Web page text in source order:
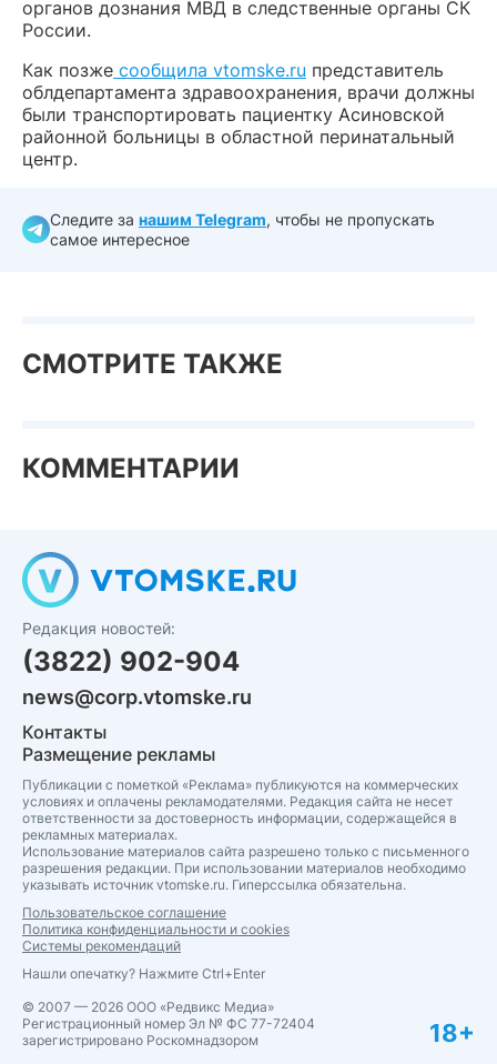
органов дознания МВД в следственные органы СК
России.
Как позже сообщила vtomske.ru представитель
облдепартамента здравоохранения, врачи должны
были транспортировать пациентку Асиновской
районной больницы в областной перинатальный
центр.
Следите за нашим Telegram, чтобы не пропускать
самое интересное
СМОТРИТЕ ТАКЖЕ
КОММЕНТАРИИ
Редакция новостей:
(3822) 902-904
news@corp.vtomske.ru
Контакты
Размещение рекламы
Публикации с пометкой «Реклама» публикуются на коммерческих
условиях и оплачены рекламодателями. Редакция сайта не несет
ответственности за достоверность информации, содержащейся в
рекламных материалах.
Использование материалов сайта разрешено только с письменного
разрешения редакции. При использовании материалов необходимо
указывать источник vtomske.ru. Гиперссылка обязательна.
Пользовательское соглашение
Политика конфиденциальности и cookies
Системы рекомендаций
Нашли опечатку? Нажмите Ctrl+Enter
© 2007 — 2026 ООО «Редвикс Медиа»
Регистрационный номер Эл № ФС 77-72404
зарегистрировано Роскомнадзором
18+